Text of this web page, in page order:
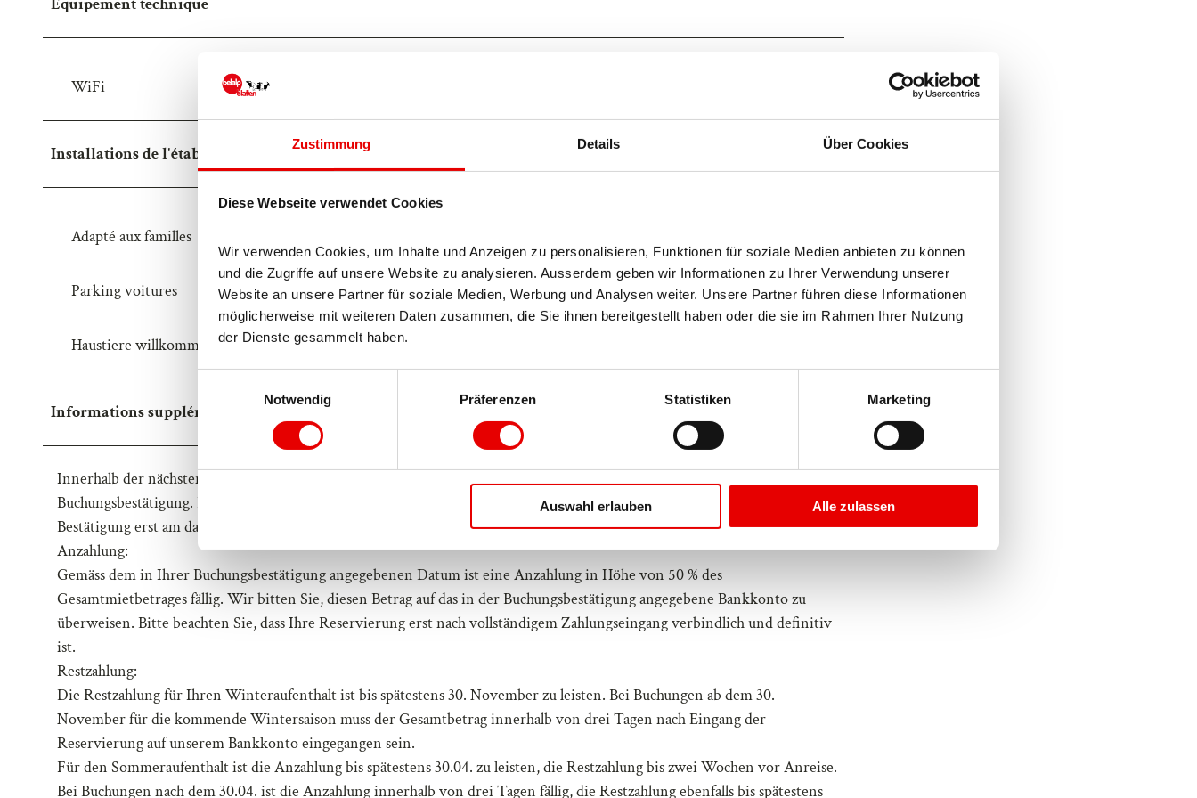
Zustimmung Details Über Cookies
Diese Webseite verwendet Cookies
Wir verwenden Cookies, um Inhalte und Anzeigen zu personalisieren, Funktionen für soziale Medien anbieten zu können
und die Zugriffe auf unsere Website zu analysieren. Ausserdem geben wir Informationen zu Ihrer Verwendung unserer
Website an unsere Partner für soziale Medien, Werbung und Analysen weiter. Unsere Partner führen diese Informationen
möglicherweise mit weiteren Daten zusammen, die Sie ihnen bereitgestellt haben oder die sie im Rahmen Ihrer Nutzung
der Dienste gesammelt haben.
E
n
w
l
l
i
g
u
n
g
s
w
a
h
Notwendig Präferenzen Statistiken Marketing
Auswahl erlauben Alle zulassen
WiFi
Installations de l'établissement
Adapté aux familles
Parking voitures
Haustiere willkommen
Informations supplémentaires
Innerhalb der nächsten 24 Stunden während der regulären Arbeitswoche erhalten Sie von uns eine ausführliche
Buchungsbestätigung. Bitte beachten Sie, dass bei Buchungen an Wochenenden, Feiertagen oder während der Ferienzeit die
Bestätigung erst am darauffolgenden Arbeitstag zugestellt wird.
Anzahlung:
Gemäss dem in Ihrer Buchungsbestätigung angegebenen Datum ist eine Anzahlung in Höhe von 50 % des
Gesamtmietbetrages fällig. Wir bitten Sie, diesen Betrag auf das in der Buchungsbestätigung angegebene Bankkonto zu
überweisen. Bitte beachten Sie, dass Ihre Reservierung erst nach vollständigem Zahlungseingang verbindlich und definitiv
ist.
Restzahlung:
Die Restzahlung für Ihren Winteraufenthalt ist bis spätestens 30. November zu leisten. Bei Buchungen ab dem 30.
November für die kommende Wintersaison muss der Gesamtbetrag innerhalb von drei Tagen nach Eingang der
Reservierung auf unserem Bankkonto eingegangen sein.
Für den Sommeraufenthalt ist die Anzahlung bis spätestens 30.04. zu leisten, die Restzahlung bis zwei Wochen vor Anreise.
Bei Buchungen nach dem 30.04. ist die Anzahlung innerhalb von drei Tagen fällig, die Restzahlung ebenfalls bis spätestens